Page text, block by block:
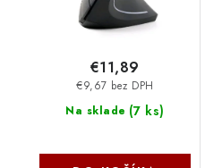
Na sklade (7 ks)
€9,67 bez DPH
€11,89